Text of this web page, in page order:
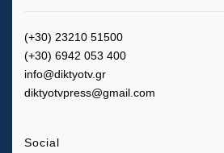
(+30) 23210 51500
(+30) 6942 053 400
info@diktyotv.gr
diktyotvpress@gmail.com
Social